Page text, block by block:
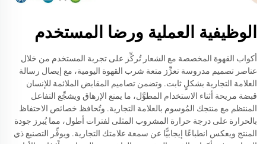
الوظيفية العملية ورضا المستخدم
أكواب القهوة المخصصة مع الشعار تُركِّز على تجربة المستخدم من خلال
عناصر تصميم مدروسة تعزِّز متعة شرب القهوة اليومية، مع إيصال رسالة
العلامة التجارية بشكلٍ ثابت. وتضمن تصاميم المقابض الملائمة للإنسان
قبضة مريحة أثناء الاستخدام المطوَّل، ما يمنع الإرهاق ويشجِّع التفاعل
المنتظم مع منتجك المُوسوم بالعلامة التجارية. وتُحافظ خصائص الاحتفاظ
بالحرارة على درجة حرارة المشروب المثلى لفترات أطول، مما يُبرز جودة
المنتج ويعكس انطباعًا إيجابيًّا عن سمعة علامتك التجارية. ويوفِّر التصنيع ذي